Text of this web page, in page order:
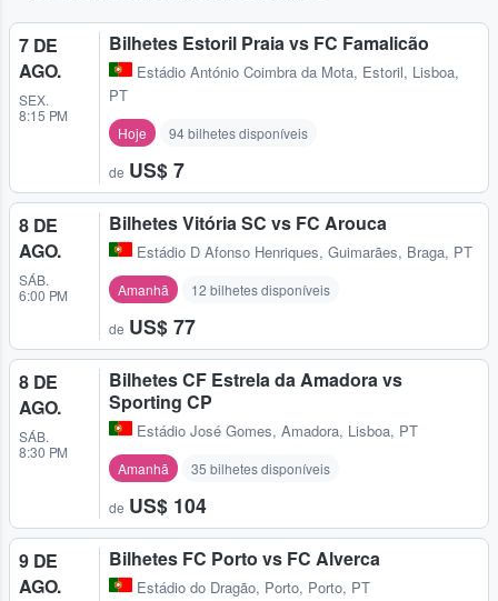
7 DE
AGO.
SEX.
8:15 PM
Bilhetes Estoril Praia vs FC Famalicão
Estádio António Coimbra da Mota, Estoril, Lisboa,
PT
Hoje 94 bilhetes disponíveis
de US$ 7
8 DE
AGO.
SÁB.
6:00 PM
Bilhetes Vitória SC vs FC Arouca
Estádio D Afonso Henriques, Guimarães, Braga, PT
Amanhã 12 bilhetes disponíveis
de US$ 77
8 DE
AGO.
SÁB.
8:30 PM
Bilhetes CF Estrela da Amadora vs
Sporting CP
Estádio José Gomes, Amadora, Lisboa, PT
Amanhã 35 bilhetes disponíveis
de US$ 104
9 DE
AGO.
Bilhetes FC Porto vs FC Alverca
Estádio do Dragão, Porto, Porto, PT